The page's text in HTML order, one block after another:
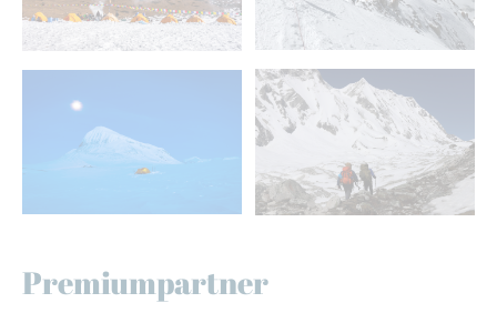
Premiumpartner